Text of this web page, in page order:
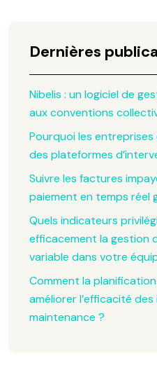
Dernières
Nibelis : un logiciel de
aux conventions
Pourquoi les
des plateformes
Suivre les factures
paiement en temps réel
Quels indicateurs
efficacement la gestion
variable dans votre
Comment la
améliorer l’efficacité
maintenance ?